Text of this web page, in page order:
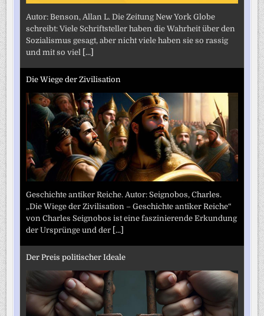
Autor: Benson, Allan L. Die Zeitung New York Globe
schreibt: Viele Schriftsteller haben die Wahrheit über den
Sozialismus gesagt, aber nicht viele haben sie so rassig
und mit so viel
[...]
Die Wiege der Zivilisation
Geschichte antiker Reiche. Autor: Seignobos, Charles.
„Die Wiege der Zivilisation – Geschichte antiker Reiche“
von Charles Seignobos ist eine faszinierende Erkundung
der Ursprünge und der [...]
Der Preis politischer Ideale